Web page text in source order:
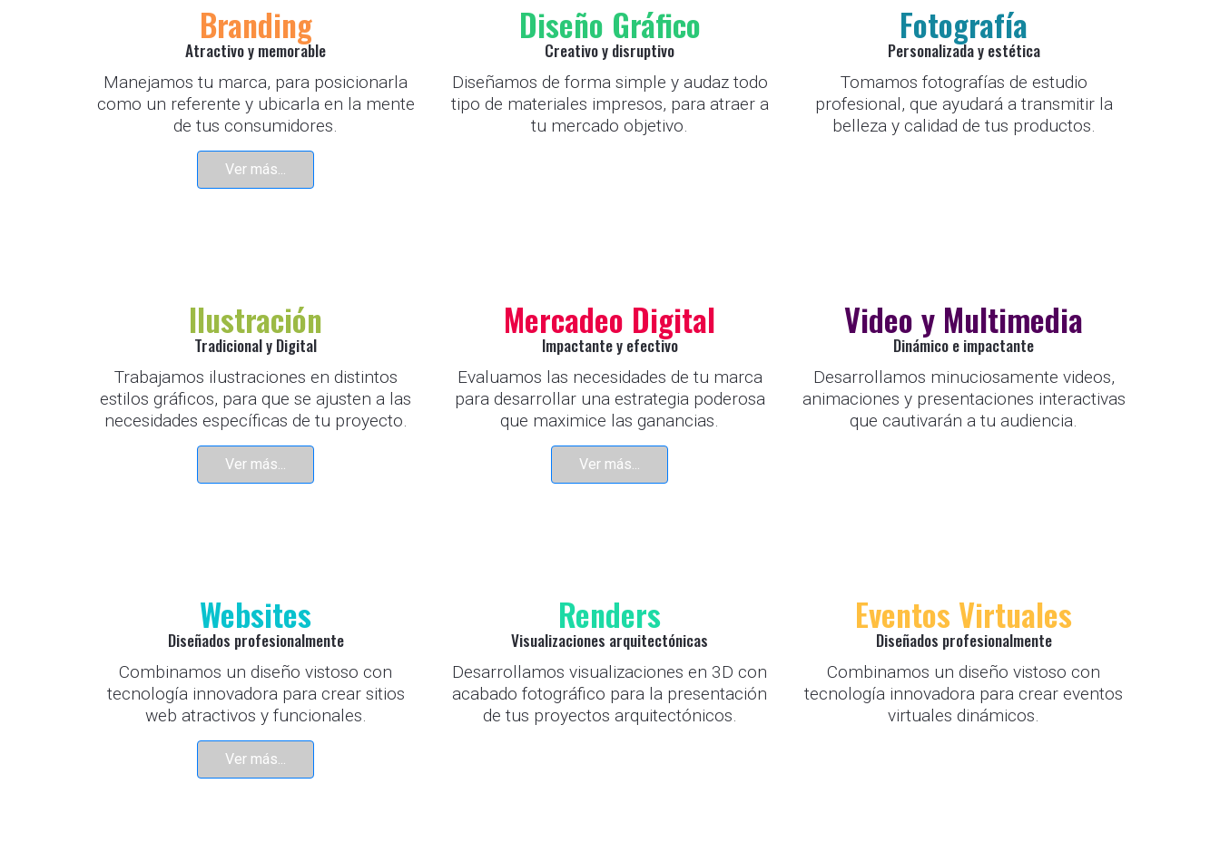
Branding
Atractivo y memorable
Manejamos tu marca, para posicionarla
como un referente y ubicarla en la mente
de tus consumidores.
Ver más...
Diseño Gráfico
Creativo y disruptivo
Diseñamos de forma simple y audaz todo
tipo de materiales impresos, para atraer a
tu mercado objetivo.
Fotografía
Personalizada y estética
Tomamos fotografías de estudio
profesional, que ayudará a transmitir la
belleza y calidad de tus productos.
Ilustración
Tradicional y Digital
Trabajamos ilustraciones en distintos
estilos gráficos, para que se ajusten a las
necesidades específicas de tu proyecto.
Ver más...
Mercadeo Digital
Impactante y efectivo
Evaluamos las necesidades de tu marca
para desarrollar una estrategia poderosa
que maximice las ganancias.
Ver más...
Video y Multimedia
Dinámico e impactante
Desarrollamos minuciosamente videos,
animaciones y presentaciones interactivas
que cautivarán a tu audiencia.
Websites
Diseñados profesionalmente
Combinamos un diseño vistoso con
tecnología innovadora para crear sitios
web atractivos y funcionales.
Ver más...
Renders
Visualizaciones arquitectónicas
Desarrollamos visualizaciones en 3D con
acabado fotográfico para la presentación
de tus proyectos arquitectónicos.
Eventos Virtuales
Diseñados profesionalmente
Combinamos un diseño vistoso con
tecnología innovadora para crear eventos
virtuales dinámicos.